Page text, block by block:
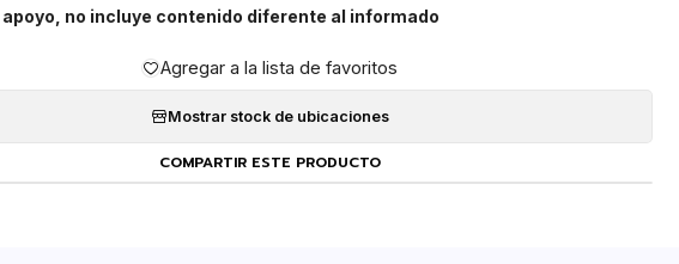
apoyo, no incluye contenido diferente al informado
Agregar a la lista de favoritos
Mostrar stock de ubicaciones
COMPARTIR ESTE PRODUCTO